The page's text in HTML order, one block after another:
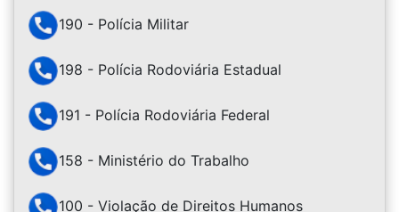
190 - Polícia Militar
198 - Polícia Rodoviária Estadual
191 - Polícia Rodoviária Federal
158 - Ministério do Trabalho
100 - Violação de Direitos Humanos